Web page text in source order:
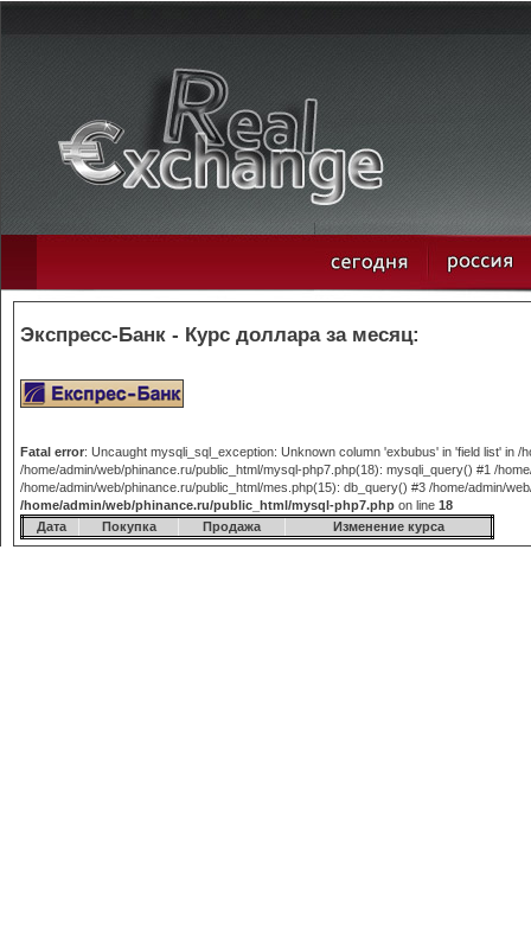
Экспресс-Банк - Курс доллара за месяц:
Fatal error: Uncaught mysqli_sql_exception: Unknown column 'exbubus' in 'field list' in
/home/admin/web/phinance.ru/public_html/mysql-php7.php(18): mysqli_query() #1 /
/home/admin/web/phinance.ru/public_html/mes.php(15): db_query() #3 /home/admin/
/home/admin/web/phinance.ru/public_html/mysql-php7.php on line 18
Дата
Покупка Продажа Изменение курса